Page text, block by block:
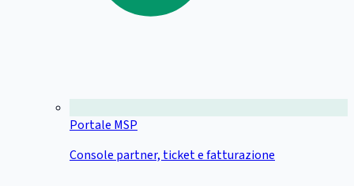
Portale MSP
Console partner, ticket e fatturazione